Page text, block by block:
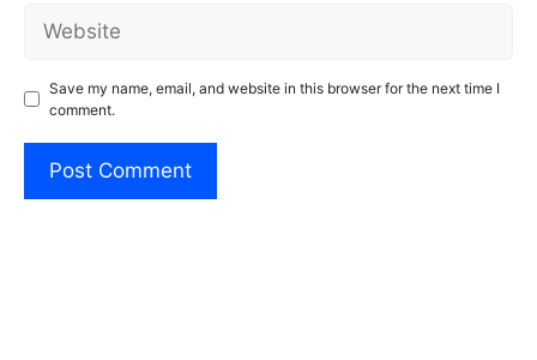
Save my name, email, and website in this browser for the next time I
comment.